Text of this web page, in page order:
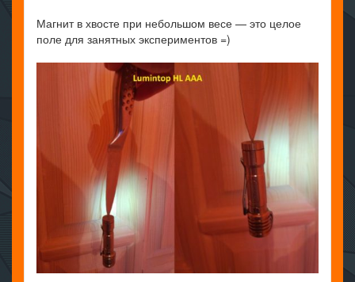
Магнит в хвосте при небольшом весе — это целое
поле для занятных экспериментов =)